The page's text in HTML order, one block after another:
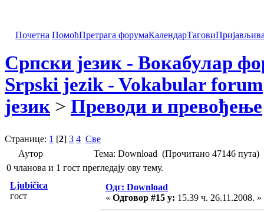
Почетна ПомоћПретрага форумаКалендарТагови
Српски језик - Вокабулар
Srpski jezik - Vokabular forum
језик > Преводи и превођење
Странице: 1 [2] 3 4 Све
Аутор
Тема: Download (Прочитано 47146 пута)
0 чланова и 1 гост прегледају ову тему.
Ljubičica
гост
Одг: Download
« Одговор #15 у: 15.39 ч. 26.11.2008. »